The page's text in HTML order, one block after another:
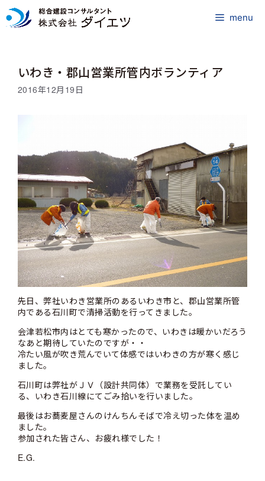
コ
ン
menu
いわき・郡山営業所管内ボランティア
2016年12月19日
先日、弊社いわき営業所のあるいわき市と、郡山営業所管
内である石川町で清掃活動を行ってきました。
会津若松市内はとても寒かったので、いわきは暖かいだろう
なあと期待していたのですが・・
冷たい風が吹き荒んでいて体感ではいわきの方が寒く感じ
ました。
石川町は弊社がＪＶ（設計共同体）で業務を受託してい
る、いわき石川線にてごみ拾いを行いました。
最後はお蕎麦屋さんのけんちんそばで冷え切った体を温め
ました。
参加された皆さん、お疲れ様でした！
E.G.